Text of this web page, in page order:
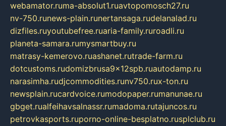
webamator.ruma-absolut1.ruavtopomosch27.ru
nv-750.runews-plain.runertansaga.rudelanalad.ru
dizfiles.ruyoutubefree.ruaria-family.ruroadli.ru
planeta-samara.rumysmartbuy.ru
matrasy-kemerovo.ruashanet.rutrade-farm.ru
dotcustoms.rudomizbrusa9x12spb.ruautodamp.ru
narasimha.rudjcommodities.runv750.rux-ton.ru
newsplain.rucardvoice.rumodopaper.rumanunae.ru
gbget.rualfeihavsalnassr.rumadoma.rutajuncos.ru
petrovkasports.ruporno-online-besplatno.rusplclub.ru